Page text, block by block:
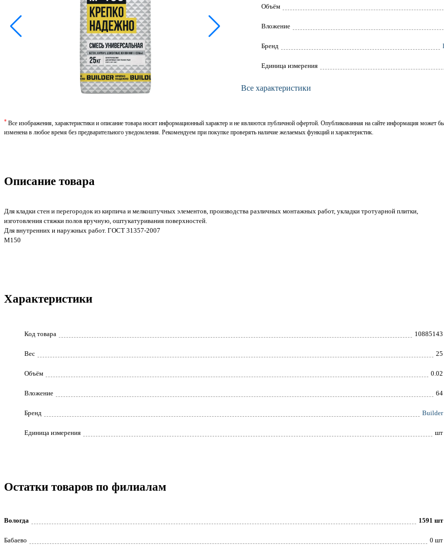
Объём
Вложение
Брeнд
Единица измерения
Все характеристики
* Все изображения, характеристики и описание товара носят информационный характер и не являются публичной офертой. Опубликованная на сайте информация может
изменена в любое время без предварительного уведомления. Рекомендуем при покупке проверять наличие желаемых функций и характеристик.
Описание товара
Для кладки стен и перегородок из кирпича и мелкоштучных элементов, производства различных монтажных работ, укладки тротуарной плитки,
изготовления стяжки полов вручную, оштукатуривания поверхностей.
Для внутренних и наружных работ. ГОСТ 31357-2007
М150
Характеристики
Код товара 10885143
Вес 25
Объём 0.02
Вложение 64
Бренд Builder
Единица измерения шт
Остатки товаров по филиалам
Вологда 1591 шт
Бабаево 0 шт